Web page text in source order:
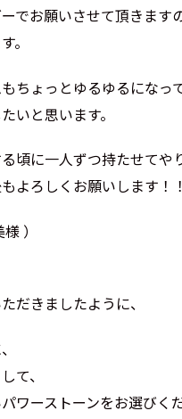
でお願いさせて頂きますの
。
ちょっとゆるゆるになっ
いと思います。
頃に一人ずつ持たせてや
よろしくお願いします！！
）
だきましたように、
て、
ワーストーンをお選びく